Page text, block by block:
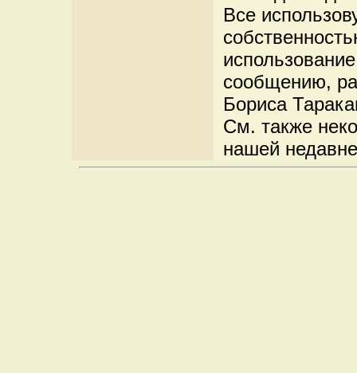
Все
сообщению,
Бориса
См. также
нашей